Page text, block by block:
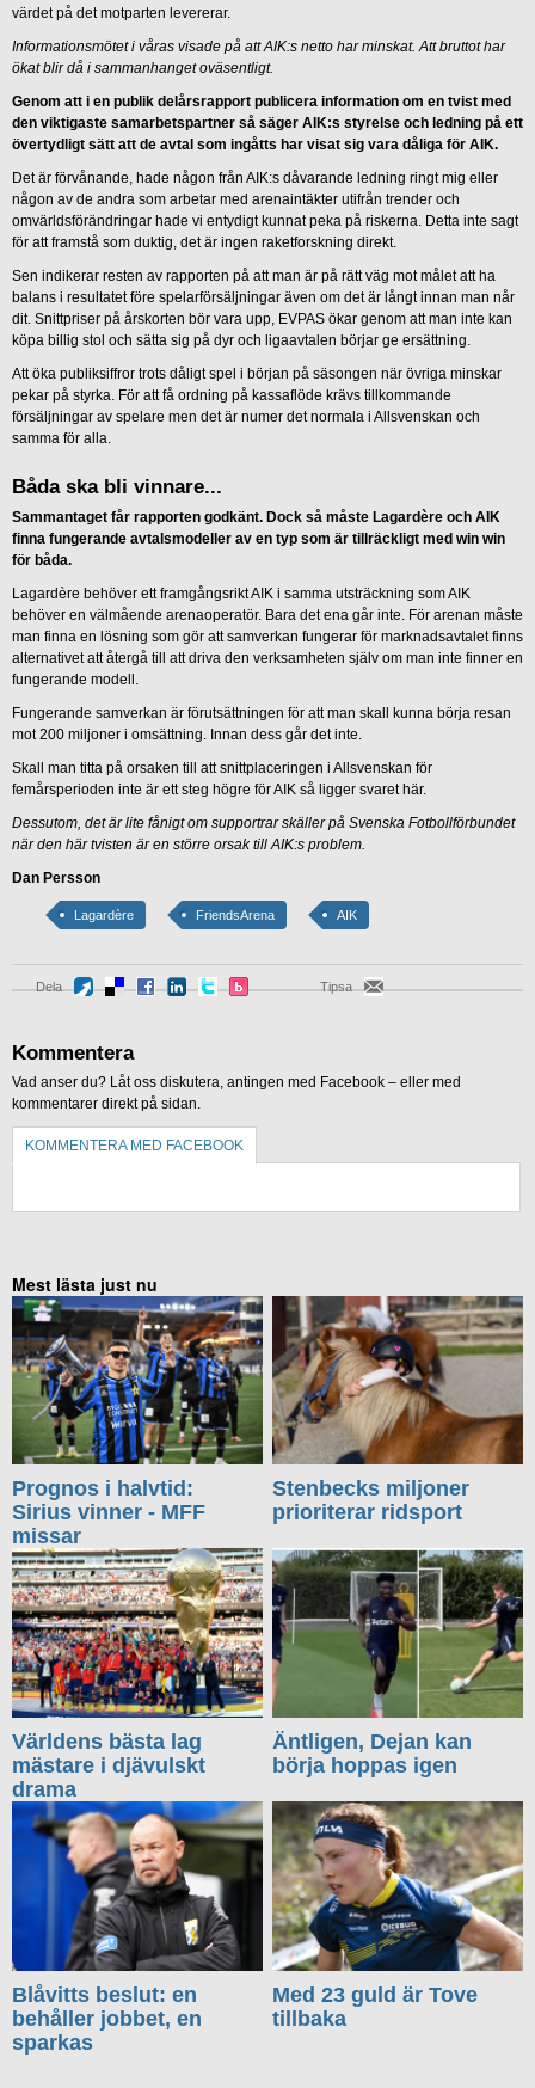
värdet på det motparten levererar.
Informationsmötet i våras visade på att AIK:s netto har minskat. Att bruttot har
ökat blir då i sammanhanget oväsentligt.
Genom att i en publik delårsrapport publicera information om en tvist med
den viktigaste samarbetspartner så säger AIK:s styrelse och ledning på ett
övertydligt sätt att de avtal som ingåtts har visat sig vara dåliga för AIK.
Det är förvånande, hade någon från AIK:s dåvarande ledning ringt mig eller
någon av de andra som arbetar med arenaintäkter utifrån trender och
omvärldsförändringar hade vi entydigt kunnat peka på riskerna. Detta inte sagt
för att framstå som duktig, det är ingen raketforskning direkt.
Sen indikerar resten av rapporten på att man är på rätt väg mot målet att ha
balans i resultatet före spelarförsäljningar även om det är långt innan man når
dit. Snittpriser på årskorten bör vara upp, EVPAS ökar genom att man inte kan
köpa billig stol och sätta sig på dyr och ligaavtalen börjar ge ersättning.
Att öka publiksiffror trots dåligt spel i början på säsongen när övriga minskar
pekar på styrka. För att få ordning på kassaflöde krävs tillkommande
försäljningar av spelare men det är numer det normala i Allsvenskan och
samma för alla.
Båda ska bli vinnare...
Sammantaget får rapporten godkänt. Dock så måste Lagardère och AIK
finna fungerande avtalsmodeller av en typ som är tillräckligt med win win
för båda.
Lagardère behöver ett framgångsrikt AIK i samma utsträckning som AIK
behöver en välmående arenaoperatör. Bara det ena går inte. För arenan måste
man finna en lösning som gör att samverkan fungerar för marknadsavtalet finns
alternativet att återgå till att driva den verksamheten själv om man inte finner en
fungerande modell.
Fungerande samverkan är förutsättningen för att man skall kunna börja resan
mot 200 miljoner i omsättning. Innan dess går det inte.
Skall man titta på orsaken till att snittplaceringen i Allsvenskan för
femårsperioden inte är ett steg högre för AIK så ligger svaret här.
Dessutom, det är lite fånigt om supportrar skäller på Svenska Fotbollförbundet
när den här tvisten är en större orsak till AIK:s problem.
Dan Persson
Lagardère FriendsArena AIK
Dela Tipsa
Kommentera
Vad anser du? Låt oss diskutera, antingen med Facebook – eller med
kommentarer direkt på sidan.
KOMMENTERA MED FACEBOOK
Mest lästa just nu
Prognos i halvtid:
Sirius vinner - MFF
missar
Stenbecks miljoner
prioriterar ridsport
Världens bästa lag
mästare i djävulskt
drama
Äntligen, Dejan kan
börja hoppas igen
Blåvitts beslut: en
behåller jobbet, en
sparkas
Med 23 guld är Tove
tillbaka